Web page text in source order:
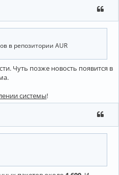
в репозитории AUR
Чуть позже новость появится в
системы!